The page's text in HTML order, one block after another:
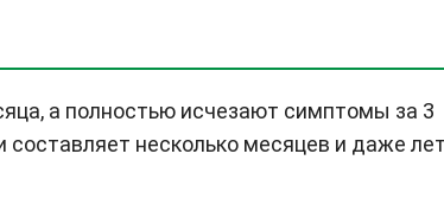
а полностью исчезают симптомы за 3
несколько месяцев и даже